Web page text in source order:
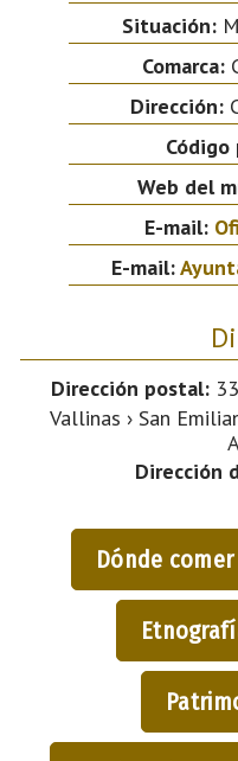
Situación:
Comarca:
Dirección:
Web del
E-mail:
E-mail:
Dirección postal:
Vallinas › San
Dirección
Dónde comer